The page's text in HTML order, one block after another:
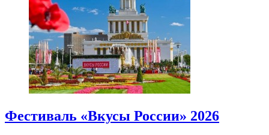
Фестиваль «Вкусы России» 2026